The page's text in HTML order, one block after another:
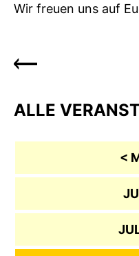
Wir freuen uns auf
ALLE
<